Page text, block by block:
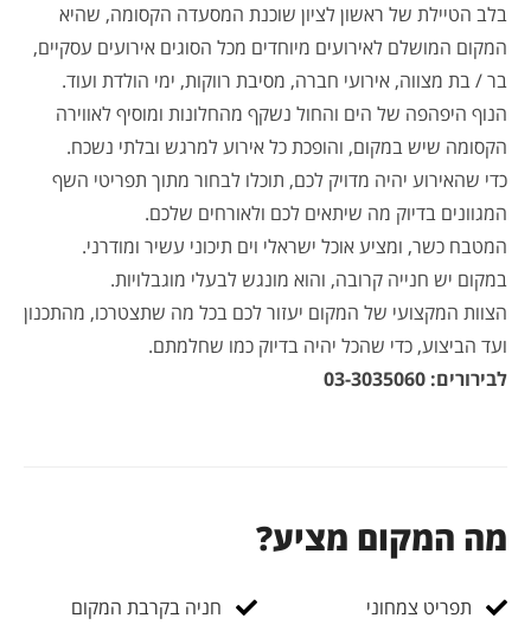
בלב הטיילת של ראשון לציון שוכנת המסעדה הקסומה, שהיא
המקום המושלם לאירועים מיוחדים מכל הסוגים אירועים עסקיים,
בר / בת מצווה, אירועי חברה, מסיבת רווקות, ימי הולדת ועוד.
הנוף היפהפה של הים והחול נשקף מהחלונות ומוסיף לאווירה
הקסומה שיש במקום, והופכת כל אירוע למרגש ובלתי נשכח.
כדי שהאירוע יהיה מדויק לכם, תוכלו לבחור מתוך תפריטי השף
המגוונים בדיוק מה שיתאים לכם ולאורחים שלכם.
המטבח כשר, ומציע אוכל ישראלי וים תיכוני עשיר ומודרני.
במקום יש חנייה קרובה, והוא מונגש לבעלי מוגבלויות.
הצוות המקצועי של המקום יעזור לכם בכל מה שתצטרכו, מהתכנון
ועד הביצוע, כדי שהכל יהיה בדיוק כמו שחלמתם.
לבירורים: 03-3035060
מה המקום מציע?
תפריט צמחוני חניה בקרבת המקום